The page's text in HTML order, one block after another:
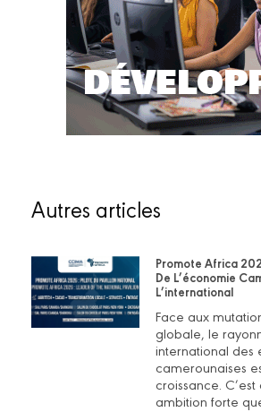
Autres articles
Promote Africa
De L’économie
L’international
Face aux
globale, le
international des
camerounaises
croissance.
ambition forte